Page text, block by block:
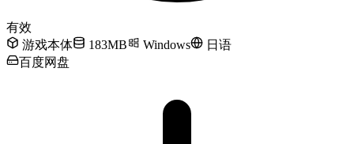
有效
游戏本体
183MB Windows
日语
百度网盘